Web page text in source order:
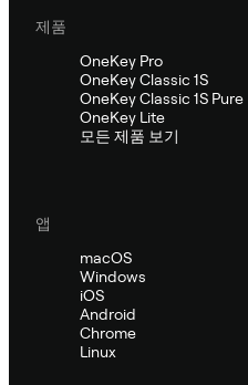
제품
OneKey Pro
OneKey Classic 1S
OneKey Classic 1S Pure
OneKey Lite
모든 제품 보기
앱
macOS
Windows
iOS
Android
Chrome
Linux